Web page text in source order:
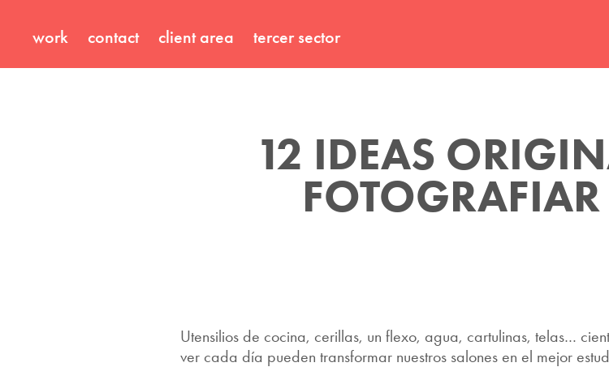
work contact client area tercer sector
12 IDEAS
Utensilios de cocina, cerillas, un flexo, agua, cartulinas, telas…
ver cada día pueden transformar nuestros salones en el mejor